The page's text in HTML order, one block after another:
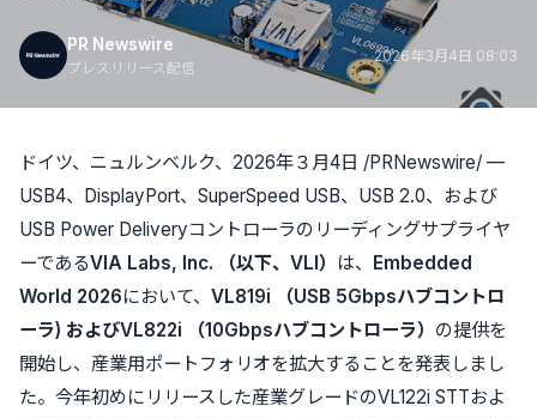
PR Newswire
プレスリリース配信
2026年3月4日 08:03
ドイツ、ニュルンベルク、2026年３月4日 /PRNewswire/ —
USB4、DisplayPort、SuperSpeed USB、USB 2.0、および
USB Power Deliveryコントローラのリーディングサプライヤ
ーであるVIA Labs, Inc. （以下、 VLI） は、 Embedded
World 2026において、 VL819i （USB 5Gbpsハブコントロ
ーラ) およびVL822i （10Gbpsハブコントローラ） の提供を
開始し、産業用ポートフォリオを拡大することを発表しまし
た。今年初めにリリースした産業グレードのVL122i STTおよ